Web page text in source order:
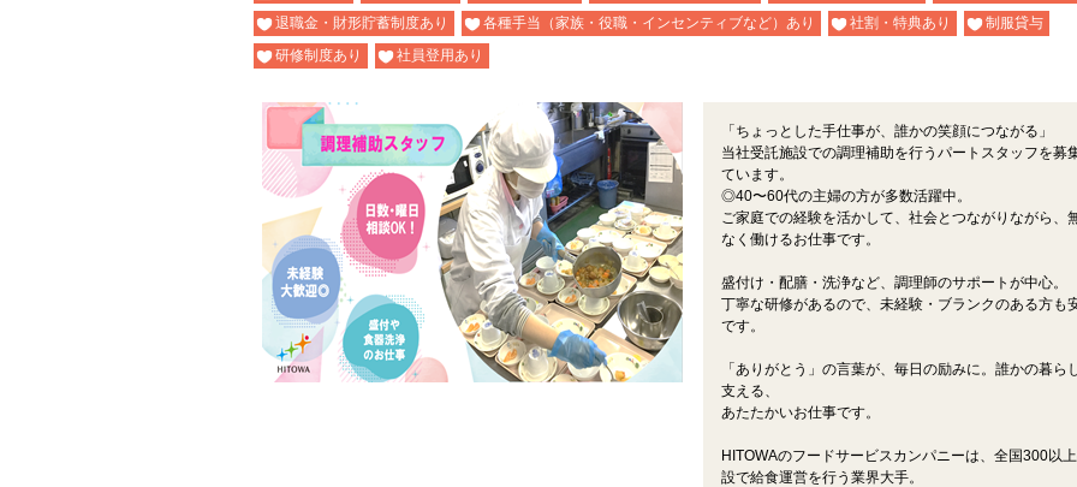
退職金・財形貯蓄制度あり
各種手当（家族・役職・インセンティブなど）あり 社割・特典あり
制服貸与
研修制度あり
社員登用あり
「ちょっとした手仕事が、誰かの笑顔につながる」
当社受託施設での調理補助を行うパートスタッフを募
ています。
◎40〜60代の主婦の方が多数活躍中。
ご家庭での経験を活かして、社会とつながりながら、
なく働けるお仕事です。
盛付け・配膳・洗浄など、調理師のサポートが中心。
丁寧な研修があるので、未経験・ブランクのある方も
です。
「ありがとう」の言葉が、毎日の励みに。誰かの暮ら
支える、
あたたかいお仕事です。
HITOWAのフードサービスカンパニーは、全国300以
設で給食運営を行う業界大手。